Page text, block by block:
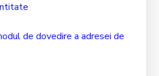
de dovedire a adresei de